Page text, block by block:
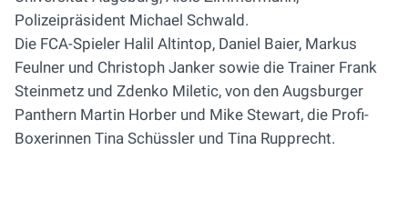
Polizeipräsident Michael Schwald.
Die FCA-Spieler Halil Altintop, Daniel Baier, Markus
Feulner und Christoph Janker sowie die Trainer Frank
Steinmetz und Zdenko Miletic, von den Augsburger
Panthern Martin Horber und Mike Stewart, die Profi-
Boxerinnen Tina Schüssler und Tina Rupprecht.